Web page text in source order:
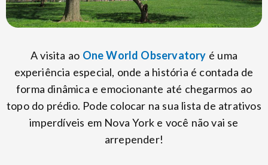
A visita ao One World Observatory é uma
experiência especial, onde a história é contada de
forma dinâmica e emocionante até chegarmos ao
topo do prédio. Pode colocar na sua lista de atrativos
imperdíveis em Nova York e você não vai se
arrepender!